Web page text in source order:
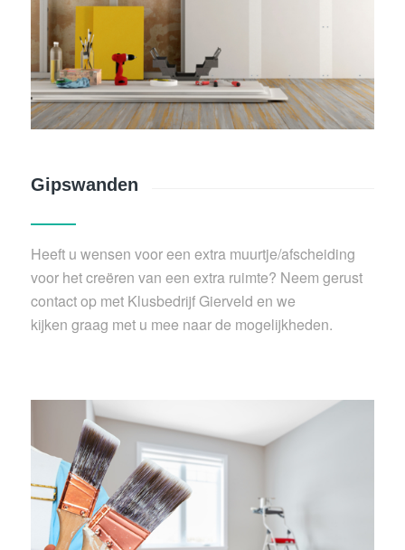
Gipswanden
Heeft u wensen voor een extra muurtje/afscheiding
voor het creëren van een extra ruimte? Neem gerust
contact op met Klusbedrijf Gierveld en we
kijken graag met u mee naar de mogelijkheden.